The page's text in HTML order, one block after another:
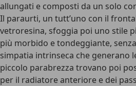
allungati e composti da un solo
Il paraurti, un tutt’uno con il
vetroresina, sfoggia poi uno stile
più morbido e tondeggiante,
simpatia intrinseca che generano
piccolo parabrezza trovano poi
per il radiatore anteriore e dei